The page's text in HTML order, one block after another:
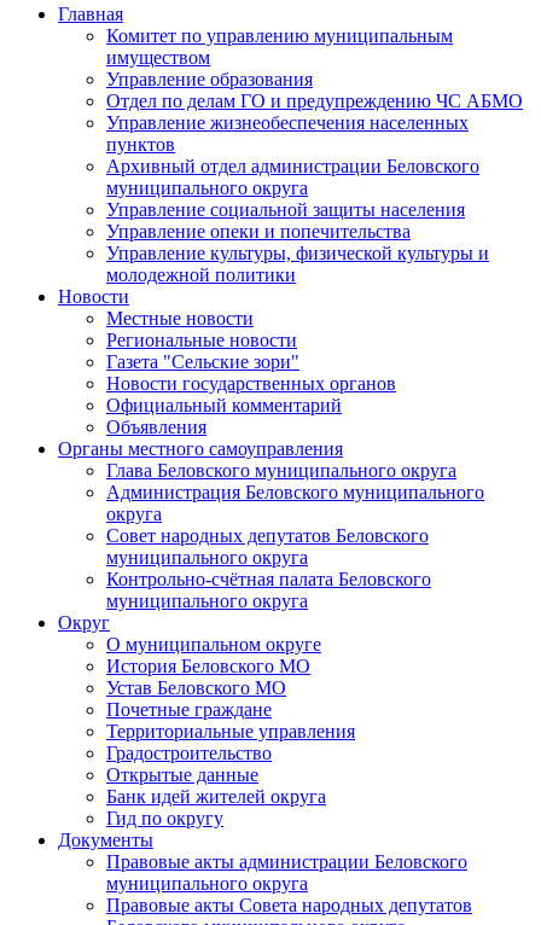
Главная
Комитет по управлению муниципальным
имуществом
Управление образования
Отдел по делам ГО и предупреждению ЧС АБМО
Управление жизнеобеспечения населенных
пунктов
Архивный отдел администрации Беловского
муниципального округа
Управление социальной защиты населения
Управление опеки и попечительства
Управление культуры, физической культуры и
молодежной политики
Новости
Местные новости
Региональные новости
Газета "Сельские зори"
Новости государственных органов
Официальный комментарий
Объявления
Органы местного самоуправления
Глава Беловского муниципального округа
Администрация Беловского муниципального
округа
Совет народных депутатов Беловского
муниципального округа
Контрольно-счётная палата Беловского
муниципального округа
Округ
О муниципальном округе
История Беловского МО
Устав Беловского МО
Почетные граждане
Территориальные управления
Градостроительство
Открытые данные
Банк идей жителей округа
Гид по округу
Документы
Правовые акты администрации Беловского
муниципального округа
Правовые акты Совета народных депутатов